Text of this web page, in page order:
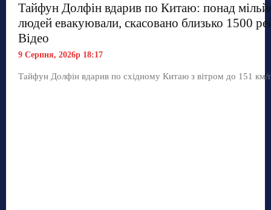
Тайфун Долфін вдарив по Китаю: понад
людей евакуювали, скасовано близько 1500
Відео
9 Серпня, 2026р 18:17
Тайфун Долфін вдарив по східному Китаю з вітром до 151 км/